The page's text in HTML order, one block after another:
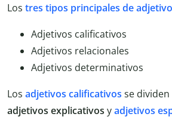
Los tres tipos principales de
Adjetivos calificativos
Adjetivos relacionales
Adjetivos determinativos
Los adjetivos calificativos se dividen
adjetivos explicativos yadjetivos